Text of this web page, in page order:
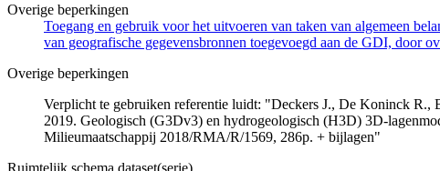
Overige beperkingen
Toegang en gebruik voor het uitvoeren van taken van algemeen
van geografische gegevensbronnen toegevoegd aan de GDI, door
Overige beperkingen
Verplicht te gebruiken referentie luidt: "Deckers J., De Koninck
2019. Geologisch (G3Dv3) en hydrogeologisch (H3D) 3D-
Milieumaatschappij 2018/RMA/R/1569, 286p. + bijlagen"
Ruimtelijk schema dataset(serie)